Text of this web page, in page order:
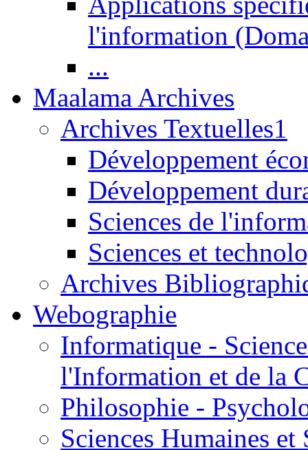
l'information
...
Maalama Archives
Archives Textuelles1
Développement
Développement
Sciences de
Sciences et
Archives
Webographie
Informatique -
l'Information et de la
Philosophie -
Sciences Humaines et